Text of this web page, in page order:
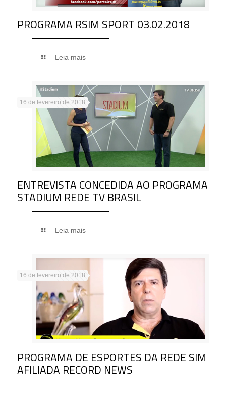
PROGRAMA RSIM SPORT 03.02.2018
Leia mais
16 de fevereiro de 2018
ENTREVISTA CONCEDIDA AO PROGRAMA
STADIUM REDE TV BRASIL
Leia mais
16 de fevereiro de 2018
PROGRAMA DE ESPORTES DA REDE SIM
AFILIADA RECORD NEWS